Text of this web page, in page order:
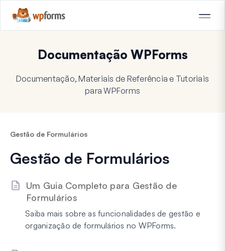
Documentação WPForms
Documentação, Materiais de Referência e Tutoriais
para WPForms
Gestão de Formulários
Gestão de Formulários
Um Guia Completo para Gestão de
Formulários
Saiba mais sobre as funcionalidades de gestão e
organização de formulários no WPForms.